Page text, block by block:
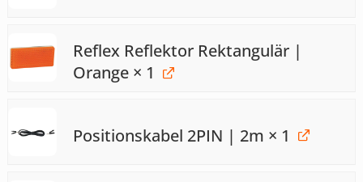
Reflex Reflektor Rektangulär |
Orange× 1
Positionskabel 2PIN | 2m × 1